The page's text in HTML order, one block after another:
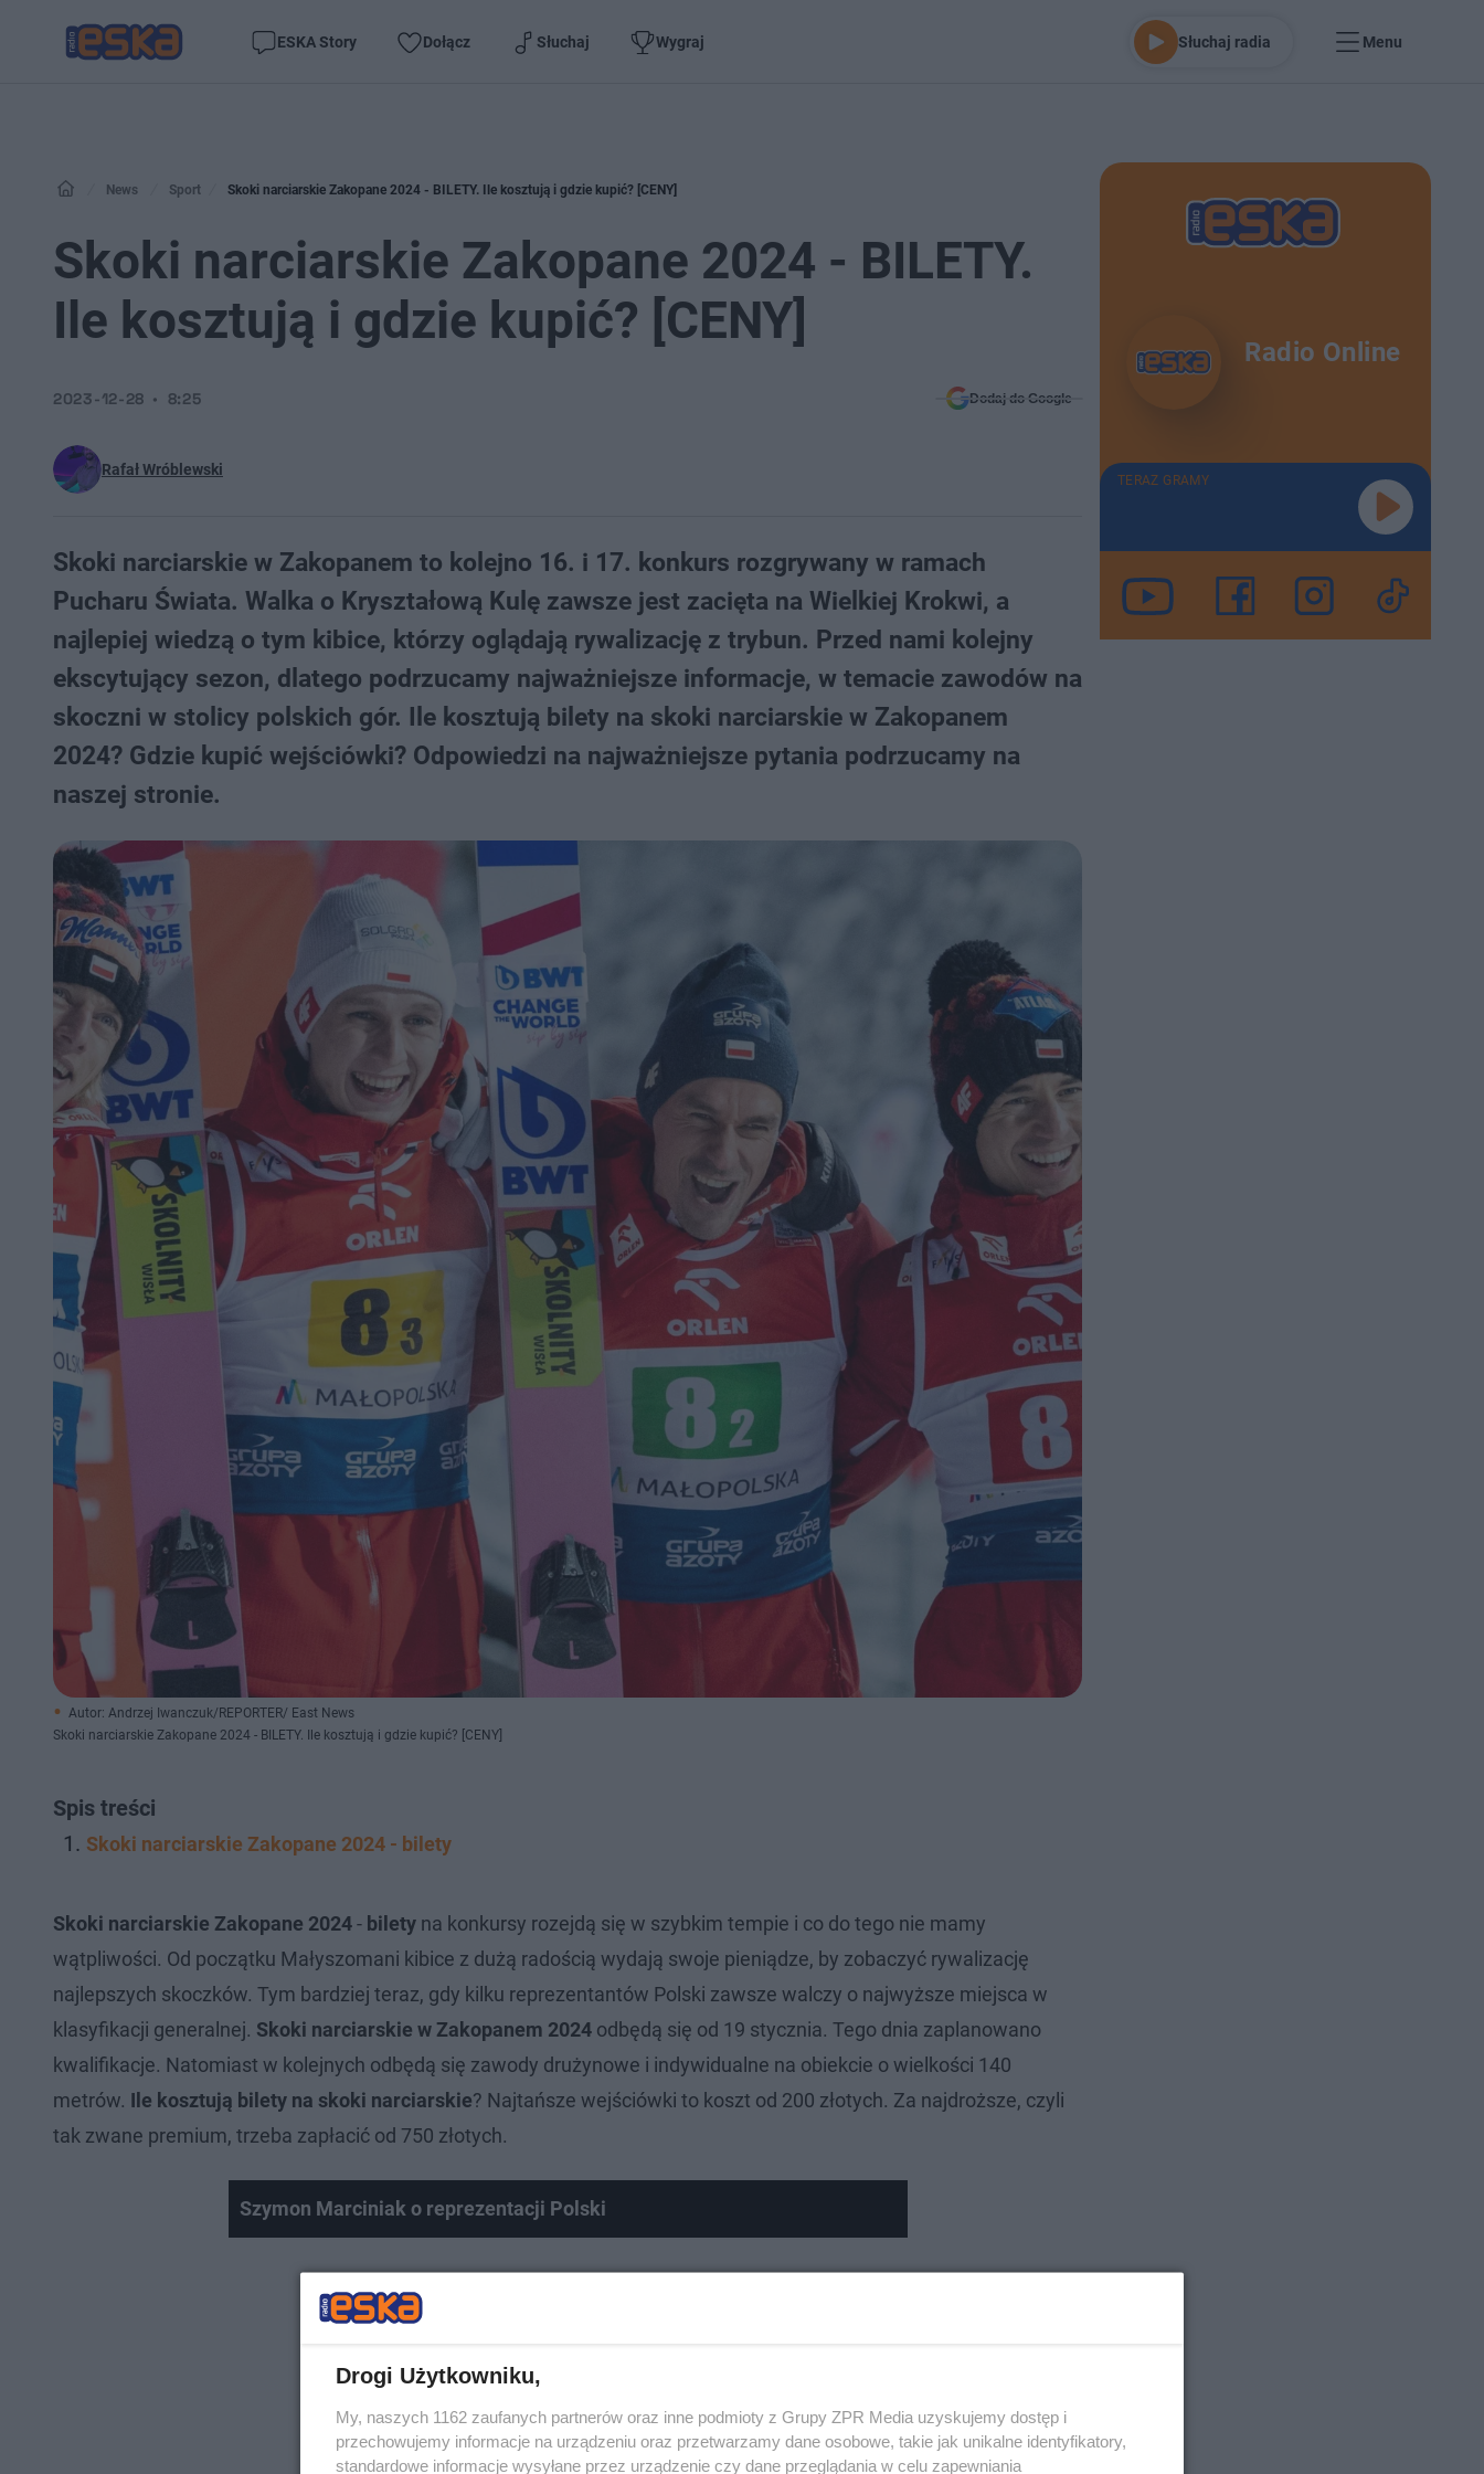
ESKA Story Dołącz Słuchaj Wygraj Słuchaj radia Menu
News Sport Skoki narciarskie Zakopane 2024 - BILETY. Ile kosztują i gdzie kupić? [CENY]
Skoki narciarskie Zakopane 2024 - BILETY.
Ile kosztują i gdzie kupić? [CENY]
Rafał Wróblewski
2023-12-28 8:25 Dodaj do Google
Skoki narciarskie w Zakopanem to kolejno 16. i 17. konkurs rozgrywany w ramach
Pucharu Świata. Walka o Kryształową Kulę zawsze jest zacięta na Wielkiej Krokwi, a
najlepiej wiedzą o tym kibice, którzy oglądają rywalizację z trybun. Przed nami kolejny
ekscytujący sezon, dlatego podrzucamy najważniejsze informacje, w temacie zawodów na
skoczni w stolicy polskich gór. Ile kosztują bilety na skoki narciarskie w Zakopanem
2024? Gdzie kupić wejściówki? Odpowiedzi na najważniejsze pytania podrzucamy na
naszej stronie.
Autor: Andrzej Iwanczuk/REPORTER/ East News
Skoki narciarskie Zakopane 2024 - BILETY. Ile kosztują i gdzie kupić? [CENY]
Spis treści
Skoki narciarskie Zakopane 2024 - bilety
Skoki narciarskie Zakopane 2024- bilety na konkursy rozejdą się w szybkim tempie i co do tego nie mamy
wątpliwości. Od początku Małyszomani kibice z dużą radością wydają swoje pieniądze, by zobaczyć rywalizację
najlepszych skoczków. Tym bardziej teraz, gdy kilku reprezentantów Polski zawsze walczy o najwyższe miejsca w
klasyfikacji generalnej. Skoki narciarskie w Zakopanem 2024 odbędą się od 19 stycznia. Tego dnia zaplanowano
kwalifikacje. Natomiast w kolejnych odbędą się zawody drużynowe i indywidualne na obiekcie o wielkości 140
metrów. Ile kosztują bilety na skoki narciarskie? Najtańsze wejściówki to koszt od 200 złotych. Za najdroższe, czyli
tak zwane premium, trzeba zapłacić od 750 złotych.
Szymon Marciniak o reprezentacji Polski
Radio Online
TERAZ GRAMY
Drogi Użytkowniku,
My, naszych 1162 zaufanych partnerów oraz inne podmioty z Grupy ZPR Media uzyskujemy dostęp i
przechowujemy informacje na urządzeniu oraz przetwarzamy dane osobowe, takie jak unikalne identyfikatory,
standardowe informacje wysyłane przez urządzenie czy dane przeglądania w celu zapewniania